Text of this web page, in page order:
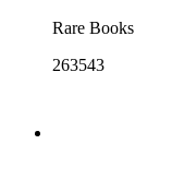
Rare Books
263543